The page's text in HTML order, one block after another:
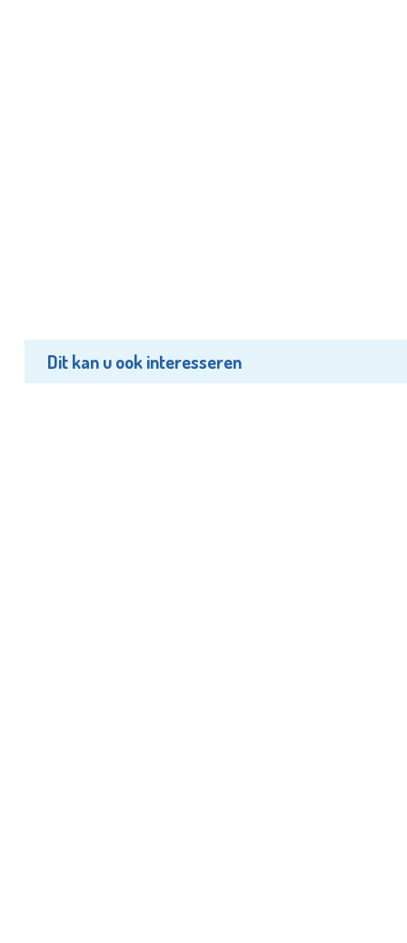
Dit kan u ook interesseren